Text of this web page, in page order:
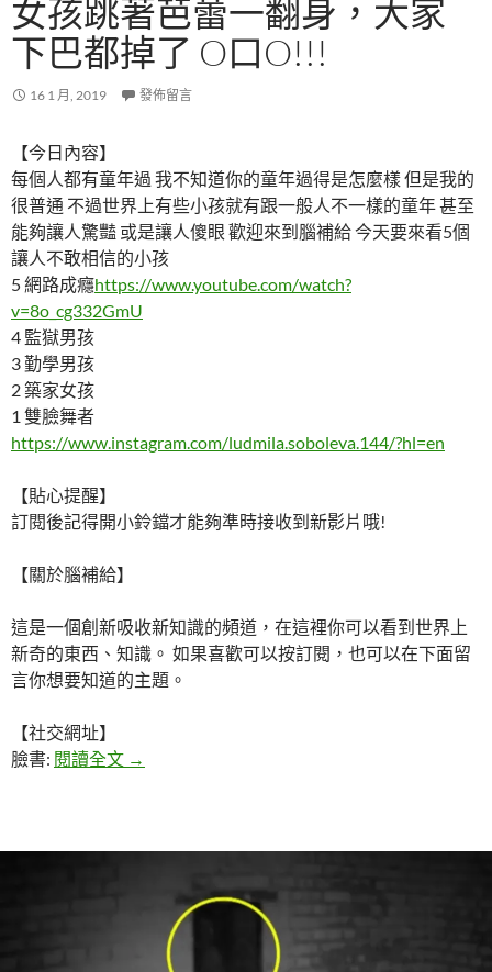
女孩跳著芭蕾一翻身，大家
下巴都掉了 O口O!!!
16 1 月, 2019 發佈留言
【今日內容】
每個人都有童年過 我不知道你的童年過得是怎麼樣 但是我的
很普通 不過世界上有些小孩就有跟一般人不一樣的童年 甚至
能夠讓人驚豔 或是讓人傻眼 歡迎來到腦補給 今天要來看5個
讓人不敢相信的小孩
5 網路成癮https://www.youtube.com/watch?
v=8o_cg332GmU
4 監獄男孩
3 勤學男孩
2 築家女孩
1 雙臉舞者
https://www.instagram.com/ludmila.soboleva.144/?hl=en
【貼心提醒】
訂閱後記得開小鈴鐺才能夠準時接收到新影片哦!
【關於腦補給】
這是一個創新吸收新知識的頻道，在這裡你可以看到世界上
新奇的東西、知識。 如果喜歡可以按訂閱，也可以在下面留
言你想要知道的主題。
【社交網址】
臉書: 閱讀全文 女孩跳著芭蕾一翻身，大家下巴都掉了 O口O!!!
→